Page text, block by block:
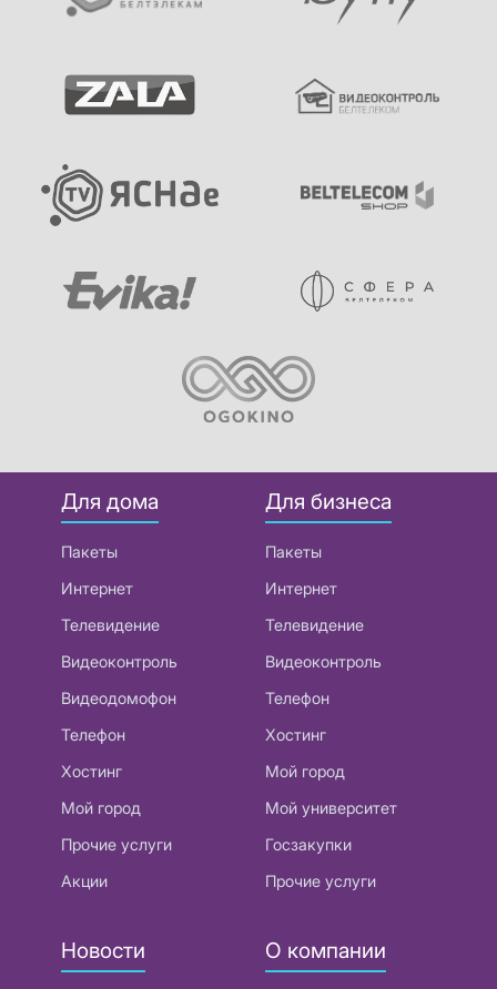
Для дома
Пакеты
Интернет
Телевидение
Видеоконтроль
Видеодомофон
Телефон
Хостинг
Мой город
Прочие услуги
Акции
Для бизнеса
Пакеты
Интернет
Телевидение
Видеоконтроль
Телефон
Хостинг
Мой город
Мой университет
Госзакупки
Прочие услуги
Новости О компании